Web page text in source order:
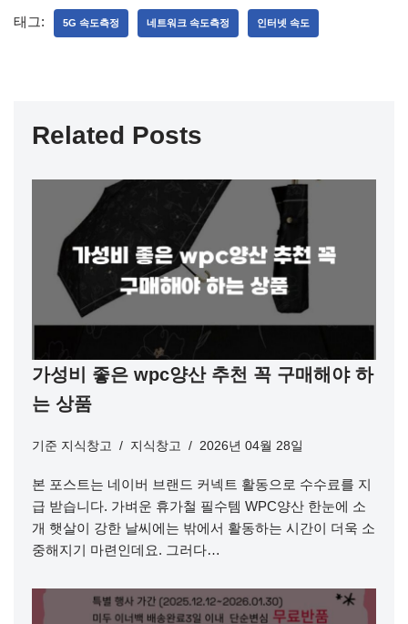
태그: 5G 속도측정 네트워크 속도측정 인터넷 속도
Related Posts
가성비 좋은 wpc양산 추천 꼭 구매해야 하
는 상품
기준 지식창고 지식창고 2026년 04월 28일
본 포스트는 네이버 브랜드 커넥트 활동으로 수수료를 지
급 받습니다. 가벼운 휴가철 필수템 WPC양산 한눈에 소
개 햇살이 강한 날씨에는 밖에서 활동하는 시간이 더욱 소
중해지기 마련인데요. 그러다…